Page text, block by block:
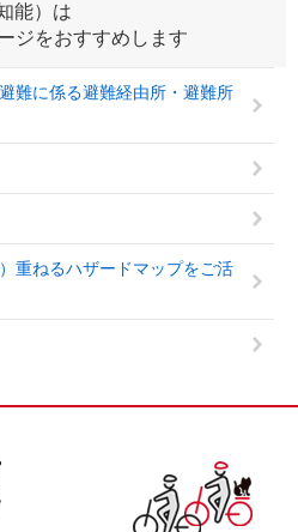
能）は
ジをおすすめします
難に係る避難経由所・避難所
重ねるハザードマップをご活